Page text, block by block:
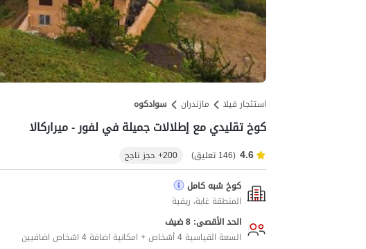
استئجار فيلا مازندران سوادکوه
كوخ تقليدي مع إطلالات جميلة في لفور - ميراركالا
4.6 (146 تعليق) 200+ حجز ناجح
كوخ شبه كامل
المنطقة غابة، ريفية
الحد الأقصى: 8 ضيف
السعة القياسية 4 أشخاص + امكانية اضافة 4 اشخاص اضافيين